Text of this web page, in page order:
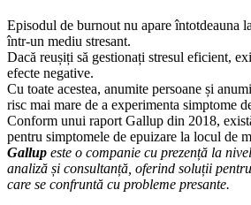
Episodul de burnout nu apare întotdeauna
într-un mediu stresant.
Dacă reușiți să gestionați stresul eficient,
efecte negative.
Cu toate acestea, anumite persoane și
risc mai mare de a experimenta simptome
Conform unui raport Gallup din 2018,
pentru simptomele de epuizare la locul de
Gallup este o companie cu prezență la
analiză și consultanță, oferind soluții
care se confruntă cu probleme presante.